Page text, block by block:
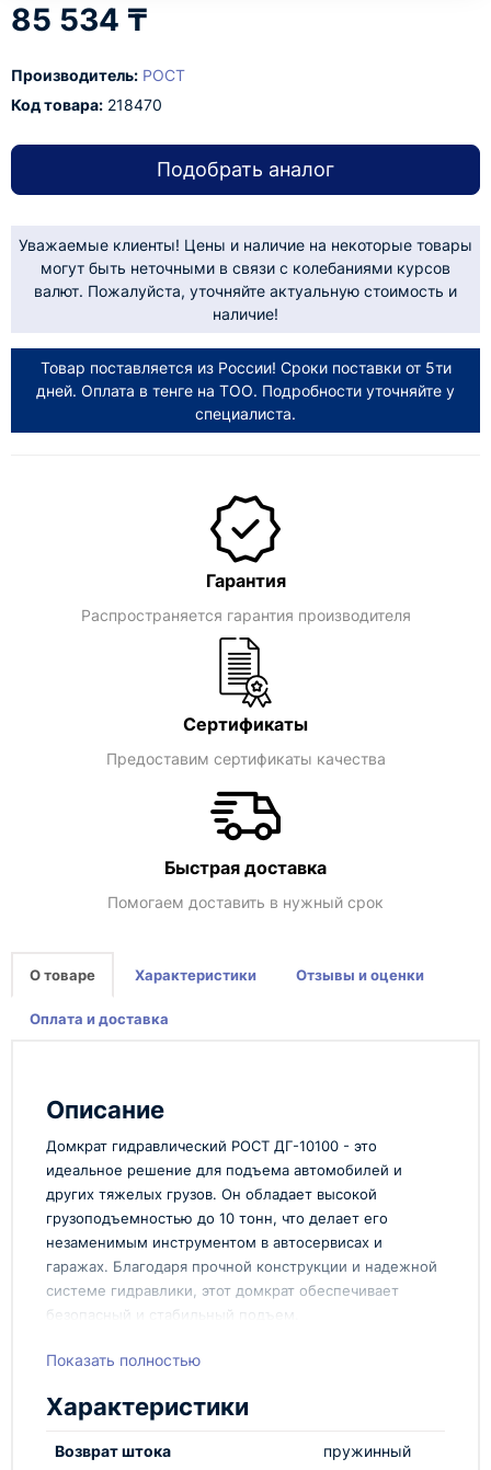
85 534 ₸
Производитель: РОСТ
Код товара: 218470
Подобрать аналог
Уважаемые клиенты! Цены и наличие на некоторые товары
могут быть неточными в связи с колебаниями курсов
валют. Пожалуйста, уточняйте актуальную стоимость и
наличие!
Товар поставляется из России! Сроки поставки от 5ти
дней. Оплата в тенге на ТОО. Подробности уточняйте у
специалиста.
Гарантия
Распространяется гарантия производителя
Сертификаты
Предоставим сертификаты качества
Быстрая доставка
Помогаем доставить в нужный срок
О товаре Характеристики Отзывы и оценки
Оплата и доставка
Описание
Домкрат гидравлический РОСТ ДГ-10100 - это
идеальное решение для подъема автомобилей и
других тяжелых грузов. Он обладает высокой
грузоподъемностью до 10 тонн, что делает его
незаменимым инструментом в автосервисах и
гаражах. Благодаря прочной конструкции и надежной
системе гидравлики, этот домкрат обеспечивает
безопасный и стабильный подъем.
Преимущества:
Домкрат гидравлический РОСТ ДГ-10100 легко
собирается и устанавливается. Его компактные
размеры позволяют хранить его даже в
Показать полностью
Характеристики
Возврат штока пружинный